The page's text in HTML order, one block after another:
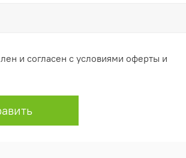
и согласен с условиями оферты и